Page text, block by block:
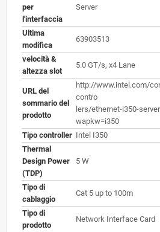
per
l'interfaccia
Server
Ultima
modifica
63903513
velocità &
altezza slot
5.0 GT/s, x4 Lane
URL del
sommario del
prodotto
http://www.intel.com/
contro
lers/ethernet-i350-
wapkw=i350
Tipo controller Intel I350
Thermal
Design Power
(TDP)
5 W
Tipo di
cablaggio
Cat 5 up to 100m
Tipo di
prodotto
Network Interface Card